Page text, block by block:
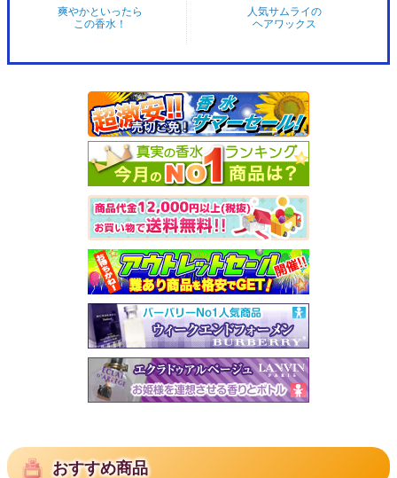
爽やかといったら
この香水！
人気サムライの
ヘアワックス
おすすめ商品